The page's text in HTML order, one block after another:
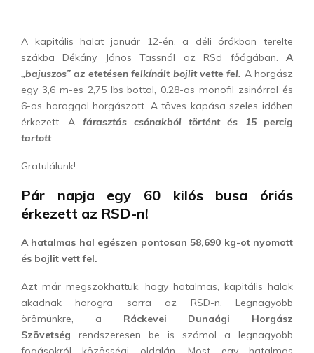
A kapitális halat január 12-én, a déli órákban terelte
szákba Dékány János Tassnál az RSd főágában. A
„bajuszos” az etetésen felkínált bojlit vette fel. A horgász
egy 3,6 m-es 2,75 lbs bottal, 0.28-as monofil zsinórral és
6-os horoggal horgászott. A töves kapása szeles időben
érkezett. A fárasztás csónakból történt és 15 percig
tartott.
Gratulálunk!
Pár napja egy 60 kilós busa óriás
érkezett az RSD-n!
A hatalmas hal egészen pontosan 58,690 kg-ot nyomott
és bojlit vett fel.
Azt már megszokhattuk, hogy hatalmas, kapitális halak
akadnak horogra sorra az RSD-n. Legnagyobb
örömünkre, a Ráckevei Dunaági Horgász
Szövetség rendszeresen be is számol a legnagyobb